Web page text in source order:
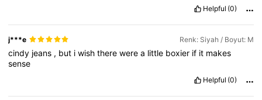
Helpful (0)
j***e Renk: Siyah / Boyut: M
cindy jeans , but iwishtherewerea little boxier if it makes
sense
Helpful (0)